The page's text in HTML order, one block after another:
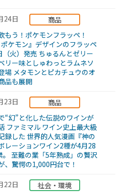
24日
商品
もう！ポケモンフラッペ！
ポケモン』デザインのフラッペ
（火）発売 ちゅるんとゼリー
リー味としゅわっとラムネソ
場 メタモンとピカチュウのオ
品も展開
23日
商品
“幻”と化した伝説のワインが
ファミマル ワイン史上最大級
録した 世界的人気漫画『神の
レーションワイン2種が4月28
。 至難の業「5年熟成」の贅沢
、驚愕の1,000円台で！
22日
社会・環境